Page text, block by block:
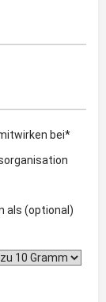
bei*
als (optional)